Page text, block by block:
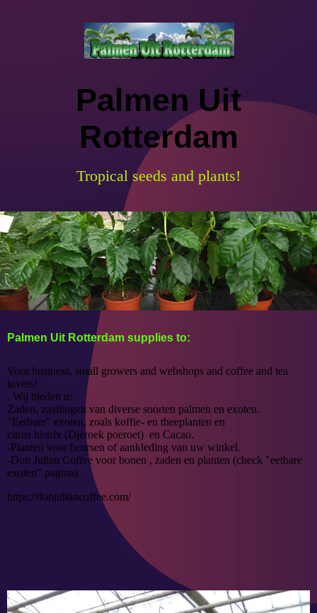
Palmen Uit
Rotterdam
Tropical seeds and plants!
Palmen Uit Rotterdam supplies to:
Voor business, small growers and webshops and coffee and tea
lovers!
. Wij bieden u:
Zaden, zaailingen van diverse soorten palmen en exoten.
"Eetbare" exoten, zoals koffie- en theeplanten en
citrus histrix (Djeroek poeroet) en Cacao.
-Planten voor beursen of aankleding van uw winkel.
-Don Julian Coffee voor bonen , zaden en planten (check "eetbare
exoten" pagina)
https://donjuliancoffee.com/